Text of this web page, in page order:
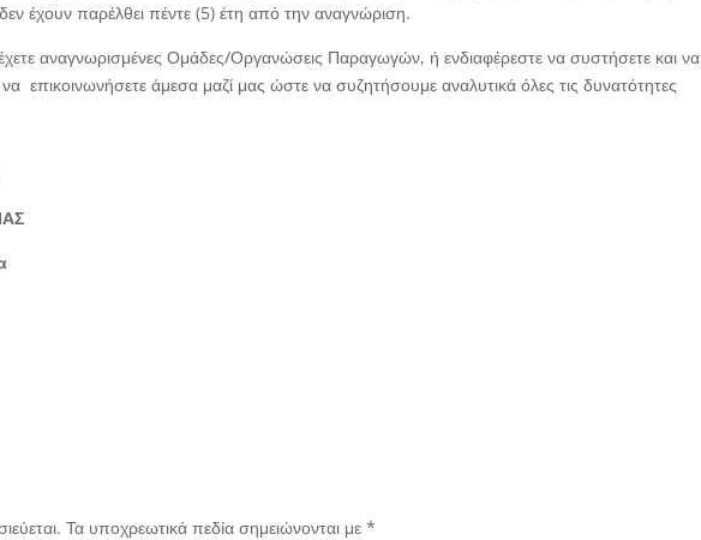
έχουν παρέλθει πέντε (5) έτη από την αναγνώριση.
αναγνωρισμένες Ομάδες/Οργανώσεις Παραγωγών, ή ενδιαφέρεστε να συστήσετε και να
επικοινωνήσετε άμεσα μαζί μας ώστε να συζητήσουμε αναλυτικά όλες τις δυνατότητες
Τα υποχρεωτικά πεδία σημειώνονται με*